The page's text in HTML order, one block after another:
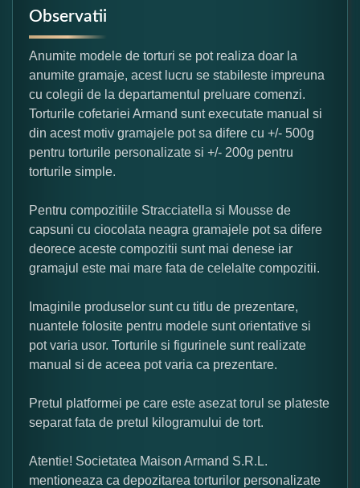
Observatii
Anumite modele de torturi se pot realiza doar la
anumite gramaje, acest lucru se stabileste impreuna
cu colegii de la departamentul preluare comenzi.
Torturile cofetariei Armand sunt executate manual si
din acest motiv gramajele pot sa difere cu +/- 500g
pentru torturile personalizate si +/- 200g pentru
torturile simple.
Pentru compozitiile Stracciatella si Mousse de
capsuni cu ciocolata neagra gramajele pot sa difere
deorece aceste compozitii sunt mai denese iar
gramajul este mai mare fata de celelalte compozitii.
Imaginile produselor sunt cu titlu de prezentare,
nuantele folosite pentru modele sunt orientative si
pot varia usor. Torturile si figurinele sunt realizate
manual si de aceea pot varia ca prezentare.
Pretul platformei pe care este asezat torul se plateste
separat fata de pretul kilogramului de tort.
Atentie! Societatea Maison Armand S.R.L.
mentioneaza ca depozitarea torturilor personalizate